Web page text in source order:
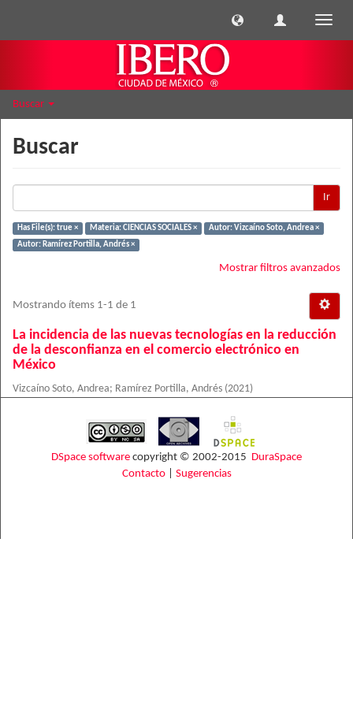
Buscar
Buscar
Ir
Has File(s): true × Materia: CIENCIAS SOCIALES ×
Autor: Vizcaíno Soto, Andrea ×
Autor: Ramírez Portilla, Andrés ×
Mostrar filtros avanzados
Mostrando ítems 1-1 de 1
La incidencia de las nuevas tecnologías en la reducción
de la desconfianza en el comercio electrónico en
México
Vizcaíno Soto, Andrea; Ramírez Portilla, Andrés (2021)
DSpace software copyright © 2002-2015 DuraSpace
Contacto| Sugerencias